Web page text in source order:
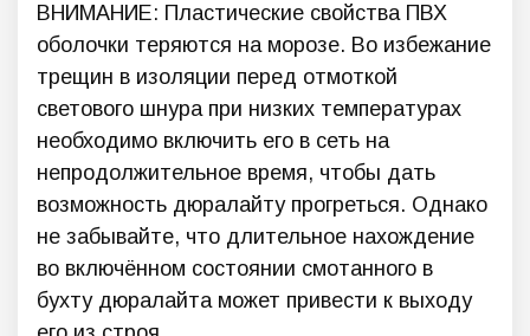
ВНИМАНИЕ: Пластические свойства ПВХ
оболочки теряются на морозе. Во избежание
трещин в изоляции перед отмоткой
светового шнура при низких температурах
необходимо включить его в сеть на
непродолжительное время, чтобы дать
возможность дюралайту прогреться. Однако
не забывайте, что длительное нахождение
во включённом состоянии смотанного в
бухту дюралайта может привести к выходу